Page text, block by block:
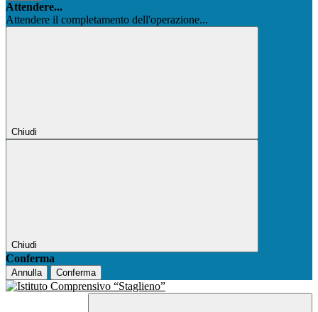
Attendere...
Attendere il completamento dell'operazione...
Chiudi
Chiudi
Conferma
Annulla Conferma